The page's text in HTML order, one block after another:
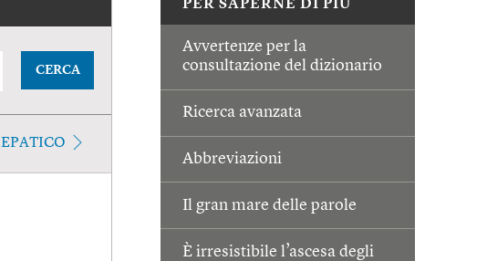
PER SAPERNE DI PIÙ
Avvertenze per la
consultazione del dizionario
Ricerca avanzata
Abbreviazioni
Il gran mare delle parole
È irresistibile l’ascesa degli
CERCA
EPATICO